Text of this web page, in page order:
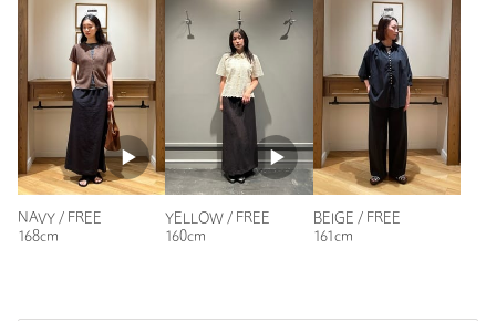
ニックネーム： mam
投稿日： 2026年6月17日
購入サイズ：FREE
｜
購入カラー：BEIGE
購入商品のサイズ感：ちょうどよい
NAVY / FREE
168cm
YELLOW / FREE
160cm
BEIGE / FREE
161cm